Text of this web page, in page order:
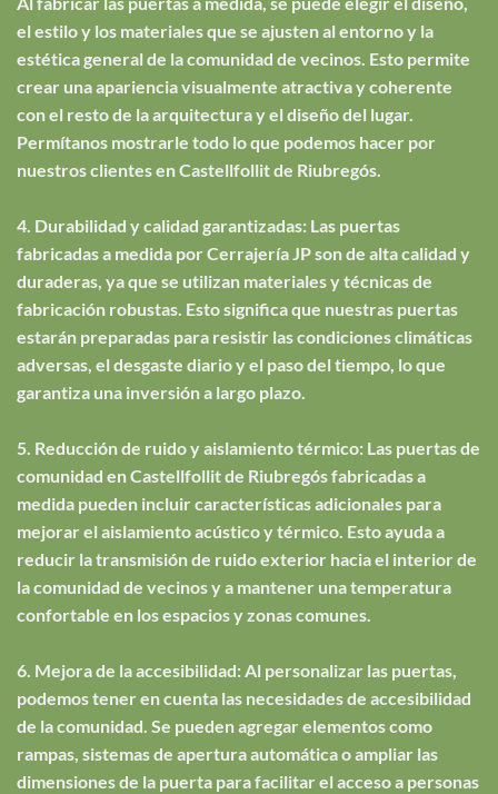
el estilo y los materiales que se ajusten al entorno y la
estética general de la comunidad de vecinos. Esto permite
crear una apariencia visualmente atractiva y coherente
con el resto de la arquitectura y el diseño del lugar.
Permítanos mostrarle todo lo que podemos hacer por
nuestros clientes en Castellfollit de Riubregós.
4. Durabilidad y calidad garantizadas: Las puertas
fabricadas a medida por Cerrajería JP son de alta calidad y
duraderas, ya que se utilizan materiales y técnicas de
fabricación robustas. Esto significa que nuestras puertas
estarán preparadas para resistir las condiciones climáticas
adversas, el desgaste diario y el paso del tiempo, lo que
garantiza una inversión a largo plazo.
5. Reducción de ruido y aislamiento térmico: Las puertas de
comunidad en Castellfollit de Riubregós fabricadas a
medida pueden incluir características adicionales para
mejorar el aislamiento acústico y térmico. Esto ayuda a
reducir la transmisión de ruido exterior hacia el interior de
la comunidad de vecinos y a mantener una temperatura
confortable en los espacios y zonas comunes.
6. Mejora de la accesibilidad: Al personalizar las puertas,
podemos tener en cuenta las necesidades de accesibilidad
de la comunidad. Se pueden agregar elementos como
rampas, sistemas de apertura automática o ampliar las
dimensiones de la puerta para facilitar el acceso a personas